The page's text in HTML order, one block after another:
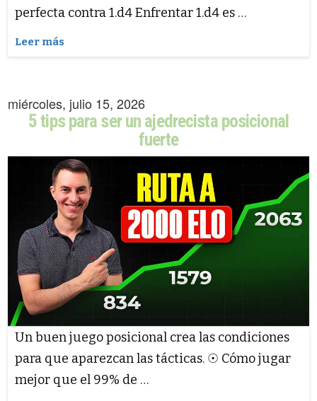
perfecta contra 1.d4 Enfrentar 1.d4 es …
Leer más
miércoles, julio 15, 2026
5 tips para ser un ajedrecista posicional
fuerte
Un buen juego posicional crea las condiciones
para que aparezcan las tácticas. ☉ Cómo jugar
mejor que el 99% de …